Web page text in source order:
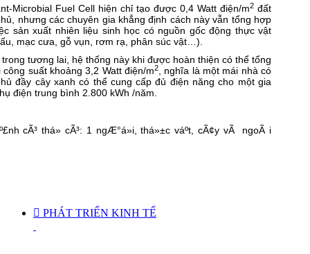
Microbial Fuel Cell hiện chỉ tạo được 0,4 Watt điện/m2 đất
nhưng các chuyên gia khẳng định cách này vẫn tổng hợp
sản xuất nhiên liệu sinh học có nguồn gốc động thực vật
mạc cưa, gỗ vụn, rơm rạ, phân súc vật…).
tương lai, hệ thống này khi được hoàn thiện có thể tổng
suất khoảng 3,2 Watt điện/m2
, nghĩa là một mái nhà có
đầy cây xanh có thể cung cấp đủ điện năng cho một gia
điện trung bình 2.800 kWh /năm.
 PHÁT TRIỂN KINH TẾ